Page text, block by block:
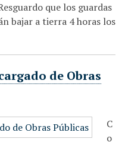
que los guardas
bajar a tierra 4 horas los
de Obras
C
o